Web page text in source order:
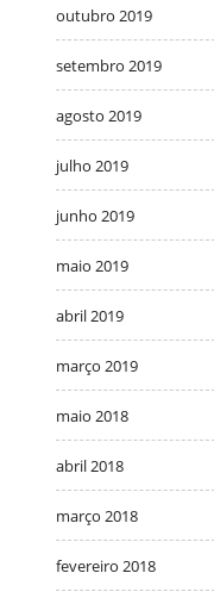
outubro 2019
setembro 2019
agosto 2019
julho 2019
junho 2019
maio 2019
abril 2019
março 2019
maio 2018
abril 2018
março 2018
fevereiro 2018